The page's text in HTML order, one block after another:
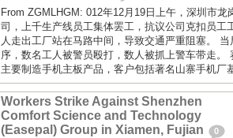
From ZGMLHGM: 012年12月19日上午，深圳市龙
司，上千生产线员工集体罢工，抗议公司克扣员工
人走出工厂站在马路中间，导致交通严重阻塞。
序，数名工人被警员殴打，数人被抓上警车带走。
主要制造手机主板产品，客户包括著名山寨手机厂
Workers Strike Against Shenzhen
Comfort Science and Technology
(Easepal) Group in Xiamen, Fujian
0